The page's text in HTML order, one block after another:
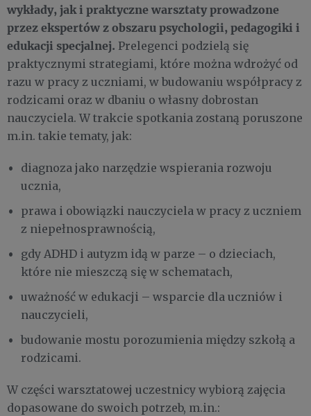
wykłady, jak i praktyczne warsztaty prowadzone
przez ekspertów z obszaru psychologii, pedagogiki i
edukacji specjalnej. Prelegenci podzielą się
praktycznymi strategiami, które można wdrożyć od
razu w pracy z uczniami, w budowaniu współpracy z
rodzicami oraz w dbaniu o własny dobrostan
nauczyciela. W trakcie spotkania zostaną poruszone
m.in. takie tematy, jak:
diagnoza jako narzędzie wspierania rozwoju
ucznia,
prawa i obowiązki nauczyciela w pracy z uczniem
z niepełnosprawnością,
gdy ADHD i autyzm idą w parze – o dzieciach,
które nie mieszczą się w schematach,
uważność w edukacji – wsparcie dla uczniów i
nauczycieli,
budowanie mostu porozumienia między szkołą a
rodzicami.
W części warsztatowej uczestnicy wybiorą zajęcia
dopasowane do swoich potrzeb, m.in.: